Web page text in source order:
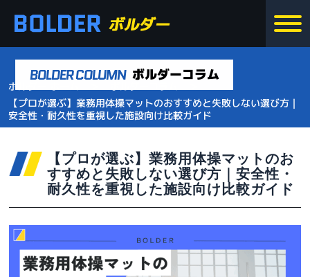
BOLDER COLUMN ボルダーコラム
ボルダー ホーム
【プロが選ぶ】業務用体操マットのおすすめと失敗しない選び方｜
安全性・耐久性を重視した施設向け比較ガイド
【プロが選ぶ】業務用体操マットのお
すすめと失敗しない選び方｜安全性・
耐久性を重視した施設向け比較ガイド